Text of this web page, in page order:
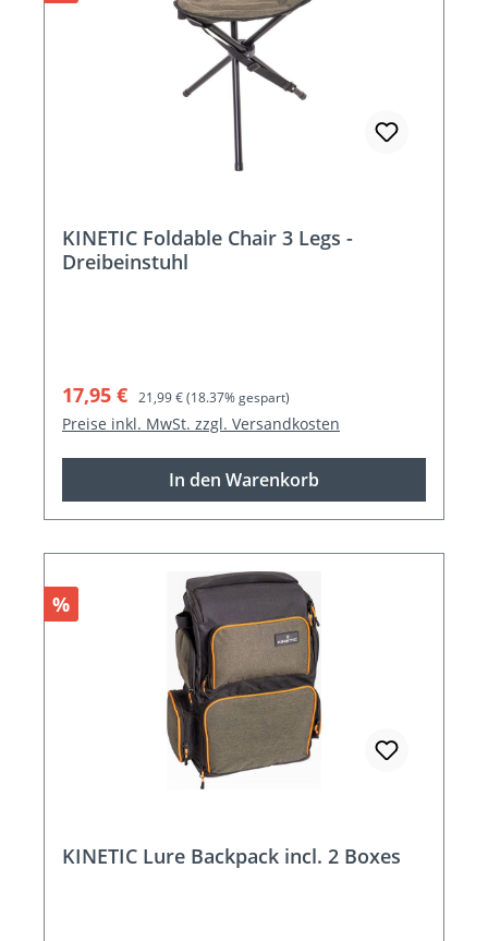
KINETIC Foldable Chair 3 Legs -
Dreibeinstuhl
Verkaufspreis:
17,95 € Regulärer Preis:
21,99 €(18.37% gespart)
Preise inkl. MwSt. zzgl. Versandkosten
In den Warenkorb
Rabatt
%
KINETIC Lure Backpack incl. 2 Boxes